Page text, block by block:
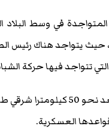
في وسط
حيث يتواجد هناك
تتواجد فيها حركة
وتقول التقارير إن حركة الشباب
العسكرية.